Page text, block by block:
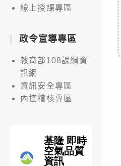
線上授課專區
政令宣導專區
教育部108課綱資
訊網
資訊安全專區
內控稽核專區